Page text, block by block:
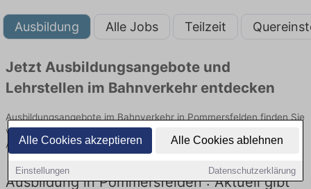
Alle Cookies akzeptieren Alle Cookies ablehnen
Einstellungen Datenschutzerklärung
Ausbildung Alle Jobs Teilzeit
Jetzt Ausbildungsangebote und
Lehrstellen im Bahnverkehr entdecken
Ausbildungsangebote im Bahnverkehr in Pommersfelden finden Sie
von namhaften Firmen. Entdecken Sie freie Optionen von Top-
Arbeitgebern und bewerben Sie sich noch heute.
Ausbildung in Pommersfelden : Aktuell gibt